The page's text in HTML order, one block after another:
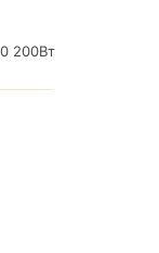
200Вт